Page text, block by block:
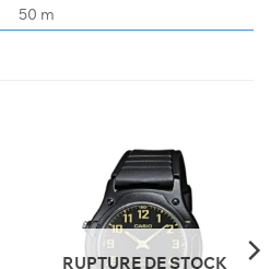
50 m
RUPTURE DE STOCK